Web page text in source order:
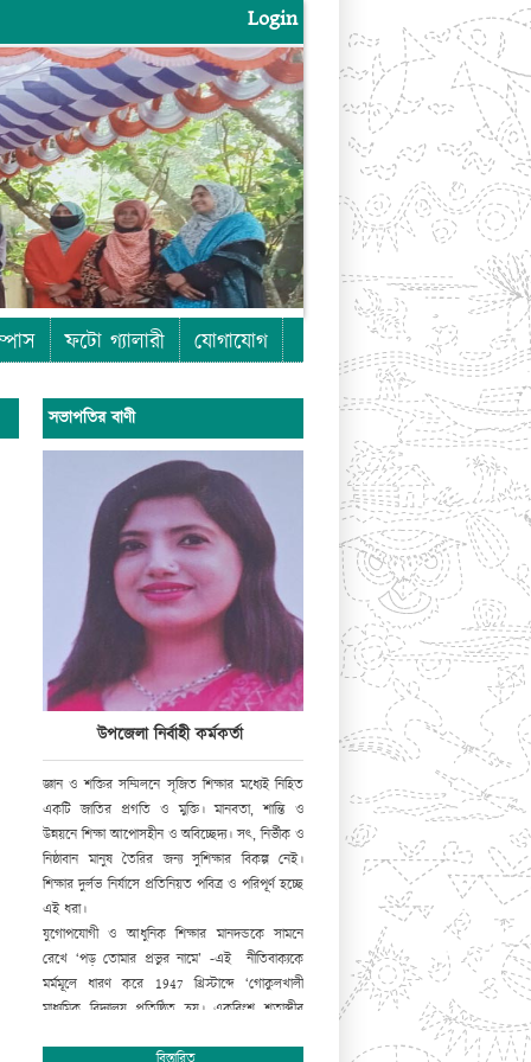
Login
Login
ফটো গ্যালারী যোগাযোগ
সভাপতির বাণী
উপজেলা নির্বাহী কর্মকর্তা
জ্ঞান ও শক্তির সম্মিলনে সৃজিত শিক্ষার মধ্যেই নিহিত
একটি জাতির প্রগতি ও মুক্তি। মানবতা, শান্তি ও
উন্নয়নে শিক্ষা আপোসহীন ও অবিচ্ছেদ্য। সৎ, নির্ভীক ও
নিষ্ঠাবান মানুষ তৈরির জন্য সুশিক্ষার বিকল্প নেই।
শিক্ষার দুর্লভ নির্যাসে প্রতিনিয়ত পবিত্র ও পরিপূর্ণ হচ্ছে
এই ধরা।
যুগোপযোগী ও আধুনিক শিক্ষার মানদন্ডকে সামনে
রেখে ‘পড় তোমার প্রভুর নামে’ -এই নীতিবাক্যকে
মর্মমূলে ধারণ করে 1947 খ্রিস্টাব্দে ‘গোকুলখালী
মাধ্যমিক বিদ্যালয় প্রতিষ্ঠিত হয়। একবিংশ শতাব্দীর